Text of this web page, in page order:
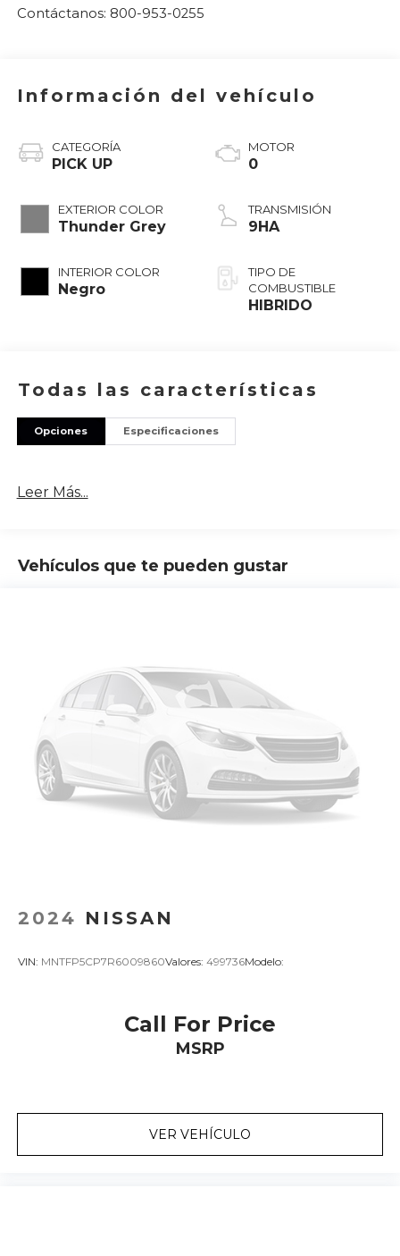
Contáctanos: 800-953-0255
Información del vehículo
CATEGORÍA
PICK UP
EXTERIOR COLOR
Thunder Grey
INTERIOR COLOR
Negro
MOTOR
0
TRANSMISIÓN
9HA
TIPO DE
COMBUSTIBLE
HIBRIDO
Todas las características
Opciones Especificaciones
Leer Más...
Vehículos que te pueden gustar
2024 NISSAN
VIN: MNTFP5CP7R6009860Valores: 499736Modelo:
Call For Price
MSRP
VER VEHÍCULO